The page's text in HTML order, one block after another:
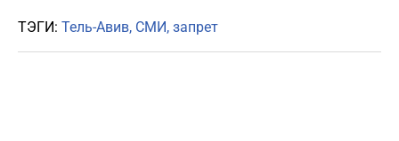
ТЭГИ: Тель-Авив СМИ запрет